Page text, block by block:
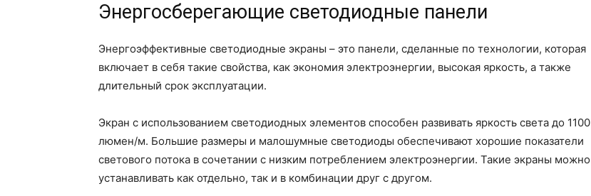
Энергосберегающие светодиодные панели
Энергоэффективные светодиодные экраны – это панели, сделанные по технологии, которая
включает в себя такие свойства, как экономия электроэнергии, высокая яркость, а также
длительный срок эксплуатации.
Экран с использованием светодиодных элементов способен развивать яркость света до 1100
люмен/м. Большие размеры и малошумные светодиоды обеспечивают хорошие показатели
светового потока в сочетании с низким потреблением электроэнергии. Такие экраны можно
устанавливать как отдельно, так и в комбинации друг с другом.